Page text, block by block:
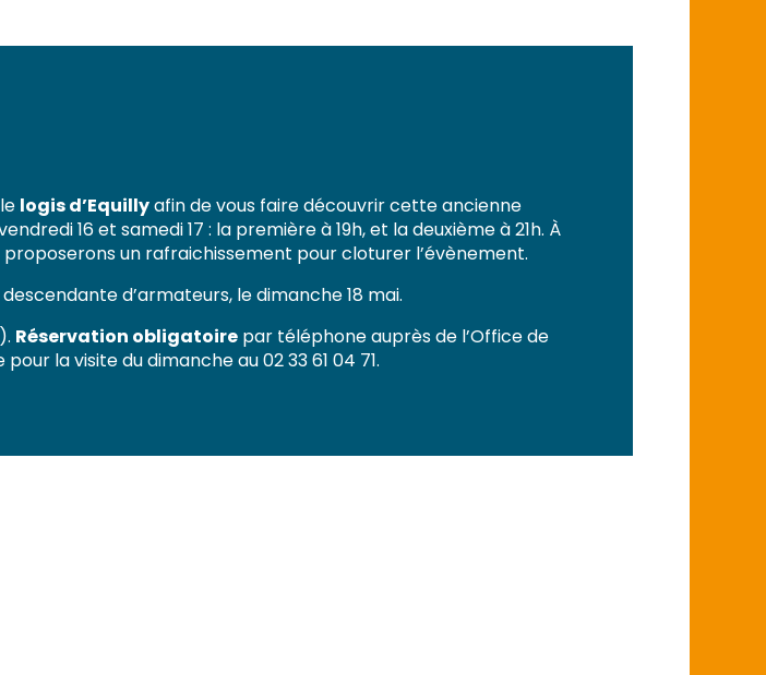
logis d’Equillyafin de vous faire découvrir cette ancienne
16 et samedi 17 : la première à 19h, et la deuxième à 21h. À
proposerons un rafraichissement pour cloturer l’évènement.
d’armateurs, le dimanche 18 mai.
Réservation obligatoire par téléphone auprès de l’Office de
la visite du dimanche au 02 33 61 04 71.